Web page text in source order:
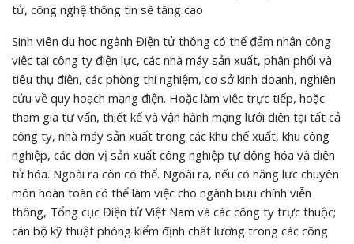
tử, công nghệ thông tin sẽ tăng cao
Sinh viên du học ngành Điện tử thông có thể đảm nhận công
việc tại công ty điện lực, các nhà máy sản xuất, phân phối và
tiêu thụ điện, các phòng thí nghiệm, cơ sở kinh doanh, nghiên
cứu về quy hoạch mạng điện. Hoặc làm việc trực tiếp, hoặc
tham gia tư vấn, thiết kế và vận hành mạng lưới điện tại tất cả
công ty, nhà máy sản xuất trong các khu chế xuất, khu công
nghiệp, các đơn vị sản xuất công nghiệp tự động hóa và điện
tử hóa. Ngoài ra còn có thể. Ngoài ra, nếu có năng lực chuyên
môn hoàn toàn có thể làm việc cho ngành bưu chính viễn
thông, Tổng cục Điện tử Việt Nam và các công ty trực thuộc;
cán bộ kỹ thuật phòng kiểm định chất lượng trong các công